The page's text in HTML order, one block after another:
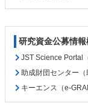
研究資金公募情報
JST Science Portal
助成財団センター（
キーエンス（e-